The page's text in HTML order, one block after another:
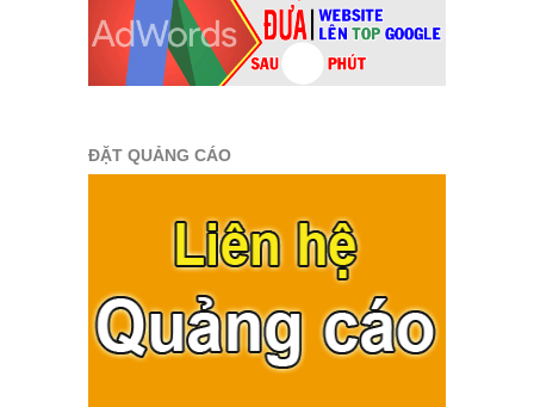
ĐẶT QUẢNG CÁO